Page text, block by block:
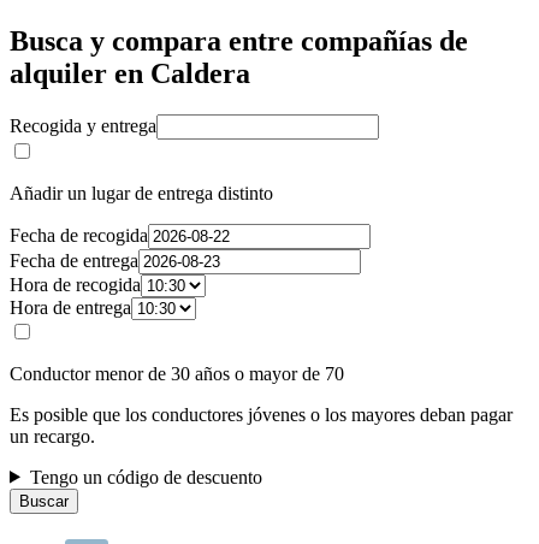
Busca y compara entre compañías de
alquiler en Caldera
Recogida y entrega
Añadir un lugar de entrega distinto
Fecha de recogida
Fecha de entrega
Hora de recogida
Hora de entrega
Conductor menor de 30 años o mayor de 70
Es posible que los conductores jóvenes o los mayores deban pagar
un recargo.
Tengo un código de descuento
Buscar